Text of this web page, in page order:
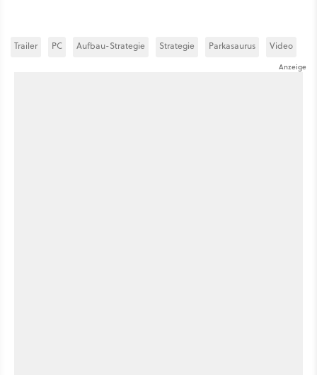
Trailer PC Aufbau-Strategie Strategie Parkasaurus Video